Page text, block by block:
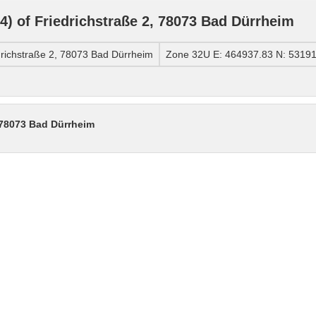
of Friedrichstraße 2, 78073 Bad Dürrheim
2, 78073 Bad Dürrheim Zone 32U E: 464937.83 N:
Bad Dürrheim